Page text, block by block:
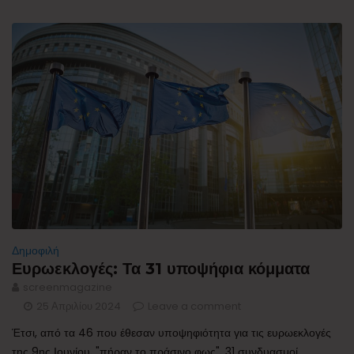
Δημοφιλή
Ευρωεκλογές: Τα 31 υποψήφια κόμματα
Έτσι, από τα 46 που έθεσαν υποψηφιότητα για τις ευρωεκλογές